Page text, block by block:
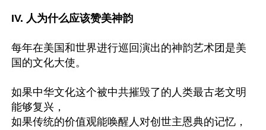
IV. 人为什么应该赞美神韵
每年在美国和世界进行巡回演出的神韵艺术团是美
国的文化大使。
如果中华文化这个被中共摧毁了的人类最古老文明
能够复兴，
如果传统的价值观能唤醒人对创世主恩典的记忆，